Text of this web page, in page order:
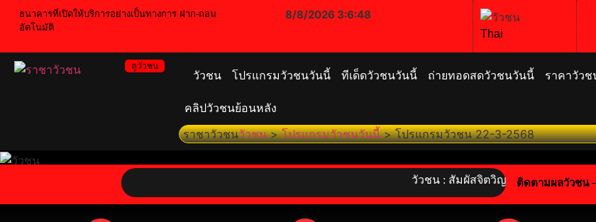
ธนาคารที่เปิดให้บริการอย่างเป็นทางการ ฝาก-ถอน
อัตโนมัติ
8/8/2026 3:6:49
Thai
ดูวัวชน
วัวชน โปรแกรมวัวชนวันนี้ ทีเด็ดวัวชนวันนี้ ถ่ายทอดสดวัวชนวันนี้ ราคาวัวช
คลิปวัวชนย้อนหลัง
ราชาวัวชนวัวชน>โปรแกรมวัวชนวันนี้>โปรแกรมวัวชน 22-3-2568
วัวชน : สัมผัสจิตวิญญาณไทย! ร่วมอนุรักษ์กีฬ
ติดตามผลวัวชน